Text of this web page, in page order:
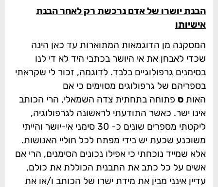
הבנת יושרו של אדם נרכשת רק לאחר הבנת
אישיותו
המסקנה מן הדוגמאות המתוארות עד כאן הינה
שכדי לאבחן את אי היושר בכתבי היד לא די לנו
בסימנים גרפולוגיים בלבד. לדוגמה, זכור לי שקראתי
בספריהם של גרפולוגים מסוימים כי אם
האות ס פתוחה בתחתית צדה השמאלי, הרי הכותב
אינו ישר. כאשר התודעתי לראשונה לגרפולוגיה,
ליקטתי מספרים שונים כ- 30 סימני אי-יושר והייתי
משוכנע שכעת יש בידי מפתח לכל חוליי האנושות.
אלא שמייד נוכחתי כי אפילו נכונים הסימנים, הרי אם
אשים על כל כתב את התבנית הכוללת את כולם,
עדיין אינני מבין את מידת ישרו של הכותב ו/או את